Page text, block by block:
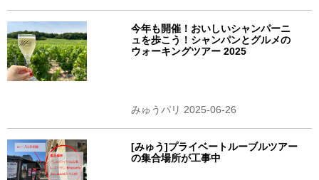
今年も開催！おいしいシャンパーニ
ュを歩こう！シャンパンとグルメの
ウォーキングツアー 2025
みゅうパリ 2025-06-26
[みゅう]プライベートルーブルツアー
の集合場所が工事中